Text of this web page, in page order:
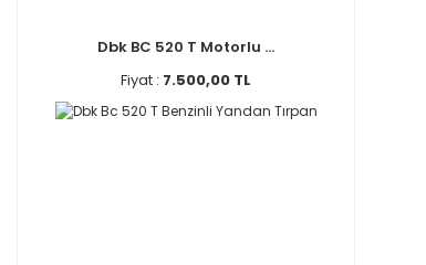
Dbk BC 520 T Motorlu ...
Fiyat : 7.500,00 TL